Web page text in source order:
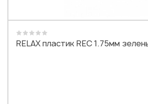
RELAX пластик REC 1.75мм